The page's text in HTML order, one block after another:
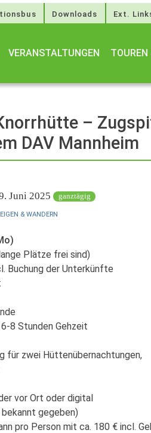
Downloads Ext.
VERANSTALTUNGEN TOUREN
–
DAV Mannheim
Juni 2025 ganztägig
& WANDERN
Plätze frei sind)
Buchung der Unterkünfte
8 Stunden Gehzeit
für zwei Hüttenübernachtungen,
vor Ort oder digital
gegeben)
pro Person mit ca. 180 € incl.